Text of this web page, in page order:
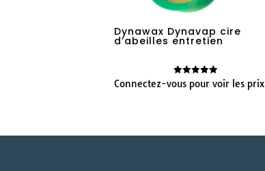
Dynawax Dynavap cire
d’abeilles entretien
Note
5.00
Connectez-vous pour voir les prix